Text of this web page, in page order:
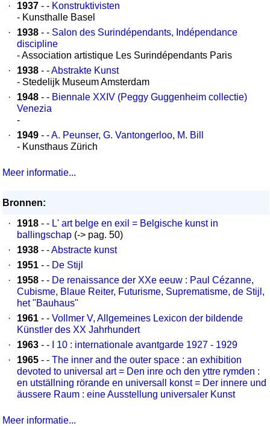
·
1937 - - Konstruktivisten
- Kunsthalle Basel
·
1938 - - Salon des Surindépendants, Indépendance
discipline
- Association artistique Les Surindépendants Paris
·
1938 - -Abstrakte Kunst
- Stedelijk Museum Amsterdam
·
1948 - - Biennale XXIV (Peggy Guggenheim collectie)
Venezia
-
·
1949 - -A. Peunser, G. Vantongerloo, M. Bill
- Kunsthaus Zürich
Meer informatie...
Bronnen:
·
1918 - - L' art belge en exil = Belgische kunst in
ballingschap (-> pag. 50)
·
1938 - -Abstracte kunst
·
1951 - - De Stijl
·
1958 - - De renaissance der XXe eeuw : Paul Cézanne,
Cubisme, Blaue Reiter, Futurisme, Suprematisme, de Stijl,
het "Bauhaus"
·
1961 - - Vollmer V, Allgemeines Lexicon der bildende
Künstler des XX Jahrhundert
·
1963 - -
I 10 : internationale avantgarde 1927 - 1929
·
1965 - - The inner and the outer space : an exhibition
devoted to universal art = Den inre och den yttre rymden :
en utställning rörande en universall konst = Der innere und
äussere Raum : eine Ausstellung universaler Kunst
Meer informatie...